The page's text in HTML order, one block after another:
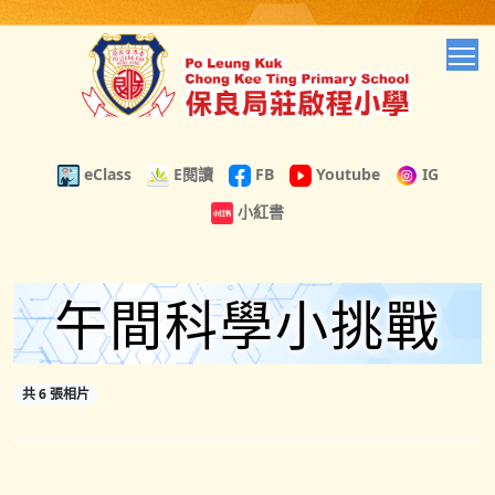
eClass E閱讀 FB Youtube
IG
小紅書
午間科學小挑戰
共 6 張相片